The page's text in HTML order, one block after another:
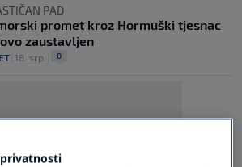
PAD
promet kroz Hormuški tjesnac
zaustavljen
18. srp. 0